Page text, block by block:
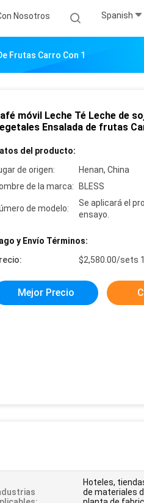
Nosotros Spanish
Frutas Carro Con 1
móvil Leche Té Leche de
Ensalada de frutas
del producto:
de origen:
Henan, China
de la marca:
BLESS
de modelo:
Se aplicará el
ensayo.
y Envío Términos:
$2,580.00/sets
Mejor Precio
Hoteles,
de materiales